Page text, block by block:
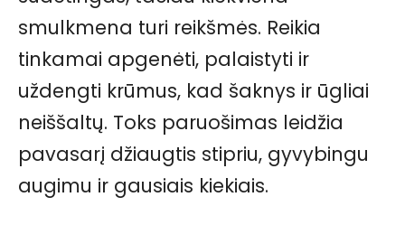
smulkmena turi reikšmės. Reikia
tinkamai apgenėti, palaistyti ir
uždengti krūmus, kad šaknys ir ūgliai
neiššaltų. Toks paruošimas leidžia
pavasarį džiaugtis stipriu, gyvybingu
augimu ir gausiais kiekiais.